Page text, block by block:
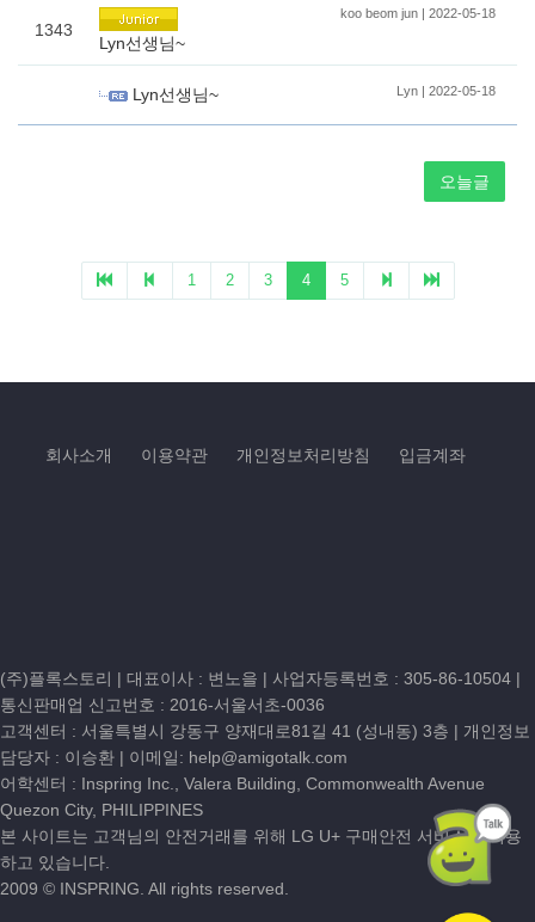
회사소개 이용약관 개인정보처리방침 입금계좌
(주)플록스토리 | 대표이사 : 변노을 | 사업자등록번호 : 305-86-10504 |
통신판매업 신고번호 : 2016-서울서초-0036
고객센터 : 서울특별시 강동구 양재대로81길 41 (성내동) 3층 | 개인정보
담당자 : 이승환 | 이메일: help@amigotalk.com
어학센터 : Inspring Inc., Valera Building, Commonwealth Avenue
Quezon City, PHILIPPINES
본 사이트는 고객님의 안전거래를 위해 LG U+ 구매안전 서비스를 이용
하고 있습니다.
2009 © INSPRING. All rights reserved.